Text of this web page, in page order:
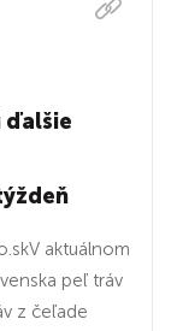
ďalšie
aktuálnom
peľ tráv
z čeľade